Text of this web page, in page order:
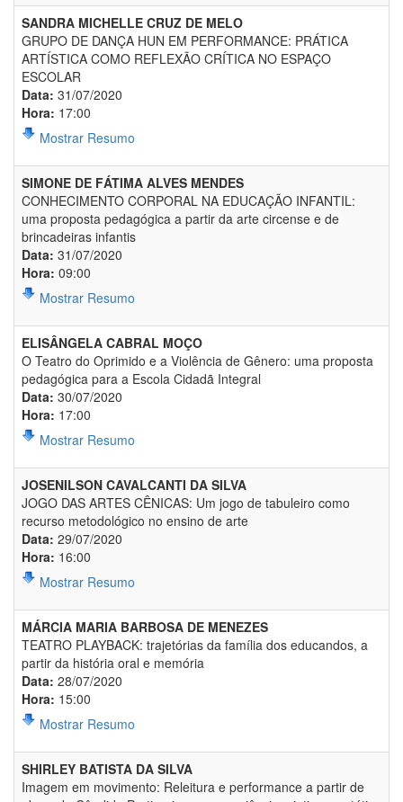
SANDRA MICHELLE CRUZ DE MELO
GRUPO DE DANÇA HUN EM PERFORMANCE: PRÁTICA
ARTÍSTICA COMO REFLEXÃO CRÍTICA NO ESPAÇO
ESCOLAR
Data: 31/07/2020
Hora: 17:00
Mostrar Resumo
SIMONE DE FÁTIMA ALVES MENDES
CONHECIMENTO CORPORAL NA EDUCAÇÃO INFANTIL:
uma proposta pedagógica a partir da arte circense e de
brincadeiras infantis
Data: 31/07/2020
Hora: 09:00
Mostrar Resumo
ELISÂNGELA CABRAL MOÇO
O Teatro do Oprimido e a Violência de Gênero: uma proposta
pedagógica para a Escola Cidadã Integral
Data: 30/07/2020
Hora: 17:00
Mostrar Resumo
JOSENILSON CAVALCANTI DA SILVA
JOGO DAS ARTES CÊNICAS: Um jogo de tabuleiro como
recurso metodológico no ensino de arte
Data: 29/07/2020
Hora: 16:00
Mostrar Resumo
MÁRCIA MARIA BARBOSA DE MENEZES
TEATRO PLAYBACK: trajetórias da família dos educandos, a
partir da história oral e memória
Data: 28/07/2020
Hora: 15:00
Mostrar Resumo
SHIRLEY BATISTA DA SILVA
Imagem em movimento: Releitura e performance a partir de